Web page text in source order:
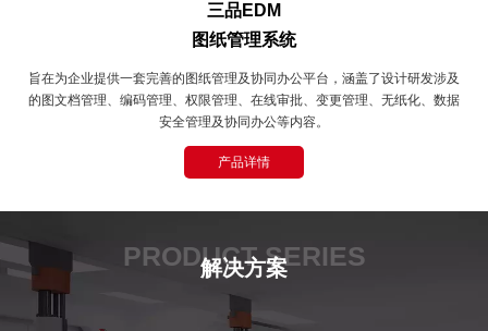
三品EDM
图纸管理系统
旨在为企业提供一套完善的图纸管理及协同办公平台，涵盖了设计研发涉及
的图文档管理、编码管理、权限管理、在线审批、变更管理、无纸化、数据
安全管理及协同办公等内容。
产品详情
PRODUCT SERIES
解决方案